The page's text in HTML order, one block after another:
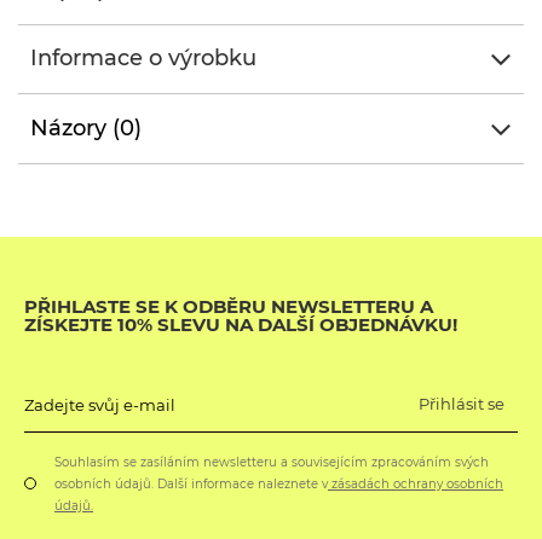
Informace o výrobku
Názory (0)
PŘIHLASTE SE K ODBĚRU NEWSLETTERU A
ZÍSKEJTE 10% SLEVU NA DALŠÍ OBJEDNÁVKU!
Zadejte svůj e-mail Přihlásit se
Souhlasím se zasíláním newsletteru a souvisejícím zpracováním svých
osobních údajů. Další informace naleznete vzásadách ochrany osobních
údajů.